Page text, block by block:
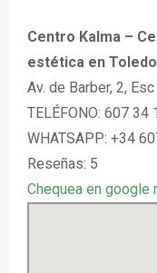
Centro Kalma –
estética en Toledo
Av. de Barber, 2,
TELÉFONO: 607 34
WHATSAPP: +34
Reseñas: 5
Chequea en google